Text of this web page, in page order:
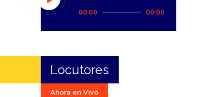
audio
00:00 00:00
Locutores
Ahora en Vivo